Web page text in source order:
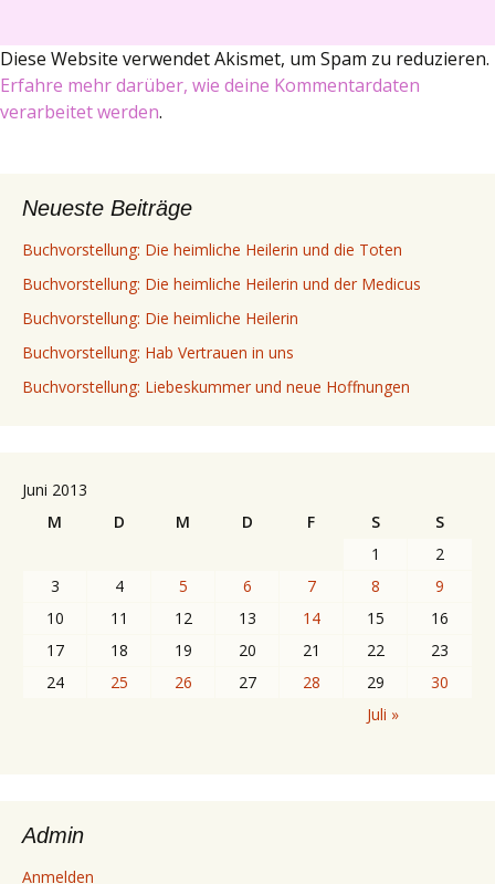
Diese Website verwendet Akismet, um Spam zu reduzieren.
Erfahre mehr darüber, wie deine Kommentardaten
verarbeitet werden.
Neueste Beiträge
Buchvorstellung: Die heimliche Heilerin und die Toten
Buchvorstellung: Die heimliche Heilerin und der Medicus
Buchvorstellung: Die heimliche Heilerin
Buchvorstellung: Hab Vertrauen in uns
Buchvorstellung: Liebeskummer und neue Hoffnungen
Juni 2013
M
D M D F S
S
1
2
3
4 5 6 7 8
9
10
11 12 13 14 15
16
17
18 19 20 21 22
23
24
25 26 27 28 29
30
Juli »
Admin
Anmelden